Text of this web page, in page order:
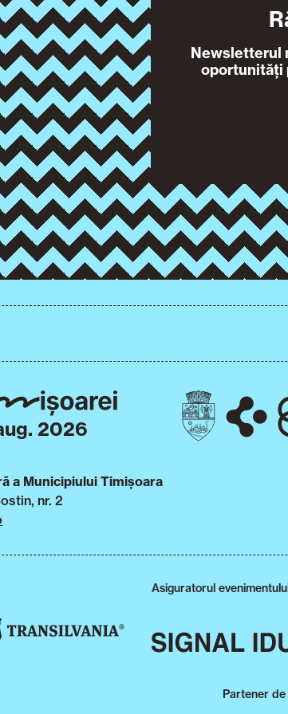
Newsletterul
oportunități
2026
a Municipiului Timișoara
nr. 2
Asiguratorul
Partener